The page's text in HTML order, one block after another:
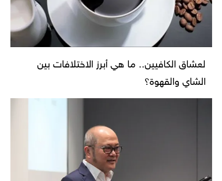
لعشاق الكافيين.. ما هي أبرز الاختلافات بين
الشاي والقهوة؟